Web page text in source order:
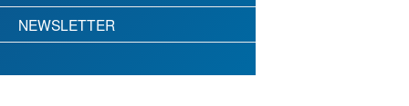
NEWSLETTER